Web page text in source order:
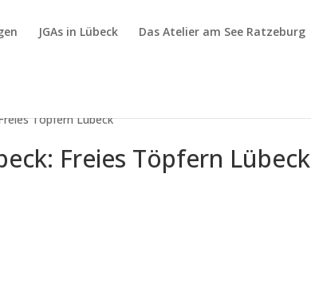
JGAs in Lübeck Das Atelier am See Ratzeburg
Töpfern Lübeck
Freies Töpfern Lübeck